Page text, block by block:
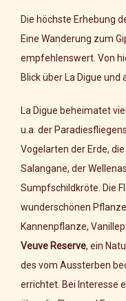
Die höchste Erhebung
Eine Wanderung zum
empfehlenswert. Von
Blick über La Digue und
La Digue beheimatet
u.a. der
Vogelarten der Erde,
Salangane, der
Sumpfschildkröte. Die
wunderschönen
Kannenpflanze,
Veuve Reserve, ein
des vom Aussterben
errichtet. Bei Interesse